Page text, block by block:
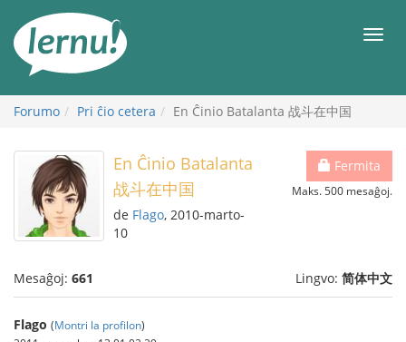
enhavo
Forumo Pri ĉio cetera En Ĉinio Batalanta 战斗在中国
Fermita
Maks. 500 mesaĝoj.
En Ĉinio Batalanta
战斗在中国
de Flago, 2010-marto-
10
Mesaĝoj: 661 Lingvo: 简体中文
Flago (Montri la profilon)